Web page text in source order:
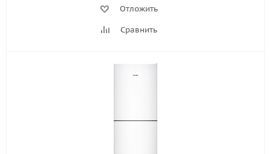
Отложить
Сравнить